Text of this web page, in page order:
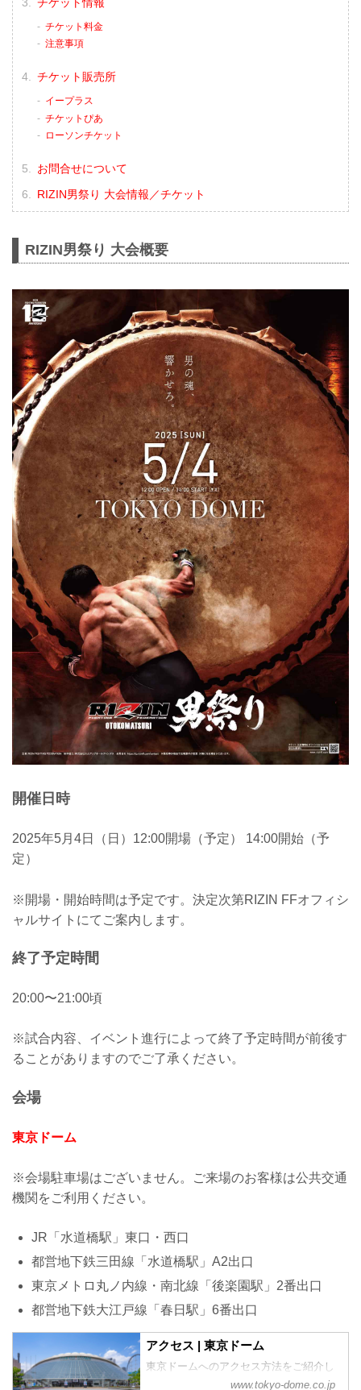
チケット料金
注意事項
チケット販売所
イープラス
チケットぴあ
ローソンチケット
お問合せについて
RIZIN男祭り 大会情報／チケット
RIZIN男祭り 大会概要
開催日時
2025年5月4日（日）12:00開場（予定） 14:00開始（予
定）
※開場・開始時間は予定です。決定次第RIZIN FFオフィシ
ャルサイトにてご案内します。
終了予定時間
20:00〜21:00頃
※試合内容、イベント進行によって終了予定時間が前後す
ることがありますのでご了承ください。
会場
東京ドーム
※会場駐車場はございません。ご来場のお客様は公共交通
機関をご利用ください。
JR「水道橋駅」東口・西口
都営地下鉄三田線「水道橋駅」A2出口
東京メトロ丸ノ内線・南北線「後楽園駅」2番出口
都営地下鉄大江戸線「春日駅」6番出口
アクセス | 東京ドーム
東京ドームへのアクセス方法をご紹介し
www.tokyo-dome.co.jp